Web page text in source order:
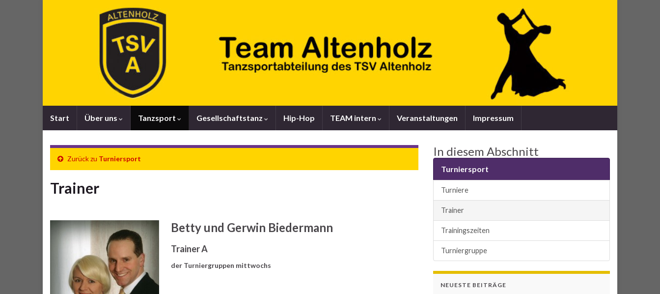
Start Über uns Tanzsport Gesellschaftstanz Hip-Hop TEAM intern Veranstaltungen Impressum
Zurück zu Turniersport
Trainer
Betty und Gerwin Biedermann
Trainer A
der Turniergruppen mittwochs
In diesem Abschnitt
Turniersport
Turniere
Trainer
Trainingszeiten
Turniergruppe
NEUESTE BEITRÄGE